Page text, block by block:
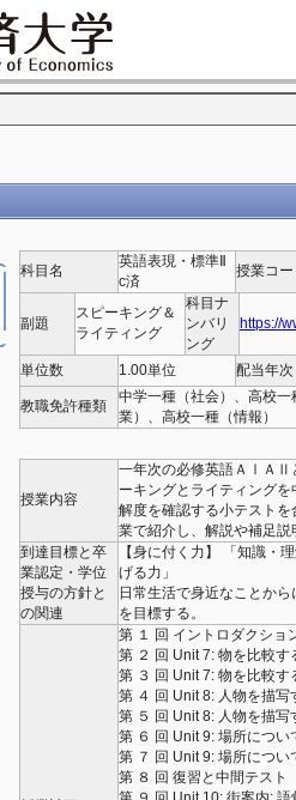
科目名
英語表現・標準Ⅱ
c済
授業コ
副題
スピーキング＆
ライティング
科目ナ
ンバリ
ング
https://
単位数 1.00単位 配当年次
教職免許種類
中学一種（社会）、高校
業）、高校一種（情報）
授業内容
一年次の必修英語ＡⅠＡⅡ
ーキングとライティング
解度を確認する小テスト
業で紹介し、解説や補足
到達目標と卒
業認定・学位
授与の方針と
の関連
【身に付く力】 「知識・
げる力」
日常生活で身近なことか
を目標する。
第 １ 回 イントロダクショ
第 ２ 回 Unit 7: 物を比較
第 ３ 回 Unit 7: 物を比較
第 ４ 回 Unit 8: 人物を描
第 ５ 回 Unit 8: 人物を描
第 ６ 回 Unit 9: 場所につ
第 ７ 回 Unit 9: 場所につ
第 ８ 回 復習と中間テスト